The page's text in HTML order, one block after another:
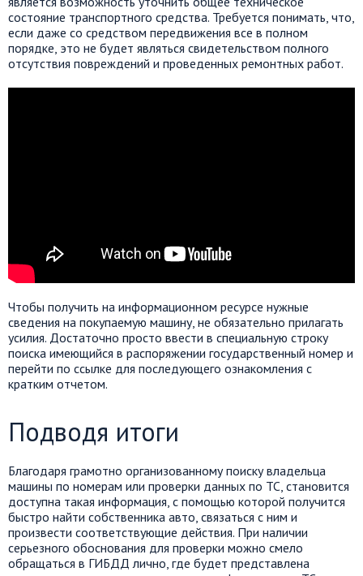
состояние транспортного средства. Требуется понимать, что,
если даже со средством передвижения все в полном
порядке, это не будет являться свидетельством полного
отсутствия повреждений и проведенных ремонтных работ.
Чтобы получить на информационном ресурсе нужные
сведения на покупаемую машину, не обязательно прилагать
усилия. Достаточно просто ввести в специальную строку
поиска имеющийся в распоряжении государственный номер и
перейти по ссылке для последующего ознакомления с
кратким отчетом.
Подводя итоги
Благодаря грамотно организованному поиску владельца
машины по номерам или проверки данных по ТС, становится
доступна такая информация, с помощью которой получится
быстро найти собственника авто, связаться с ним и
произвести соответствующие действия. При наличии
серьезного обоснования для проверки можно смело
обращаться в ГИБДД лично, где будет представлена